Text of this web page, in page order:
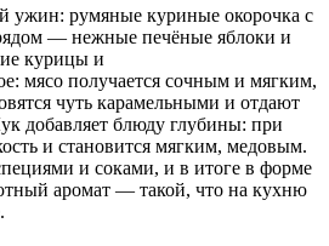
ужин: румяные куриные окорочка с
— нежные печёные яблоки и
курицы и
мясо получается сочным и мягким,
чуть карамельными и отдают
добавляет блюду глубины: при
и становится мягким, медовым.
и соками, и в итоге в форме
аромат — такой, что на кухню